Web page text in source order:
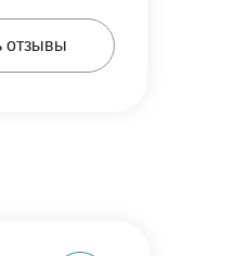
отзывы